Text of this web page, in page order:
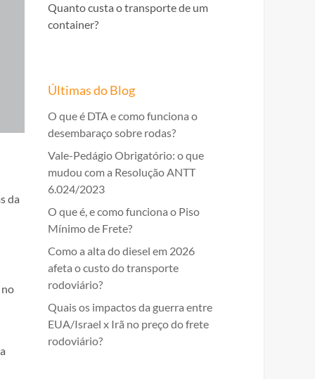
da
Quanto custa o transporte de um
container?
Últimas do Blog
O que é DTA e como funciona o
desembaraço sobre rodas?
Vale-Pedágio Obrigatório: o que
mudou com a Resolução ANTT
6.024/2023
O que é, e como funciona o Piso
Mínimo de Frete?
Como a alta do diesel em 2026
afeta o custo do transporte
rodoviário?
Quais os impactos da guerra entre
EUA/Israel x Irã no preço do frete
rodoviário?